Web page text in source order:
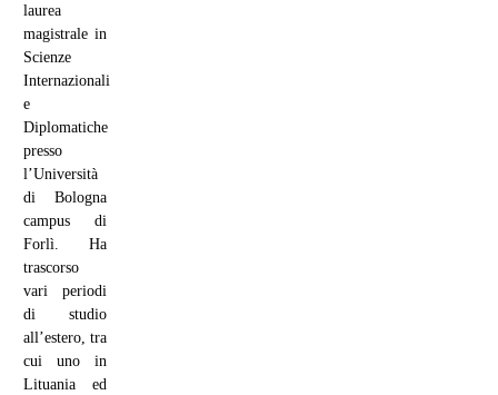
laurea
magistrale in
Scienze
Internazionali
e
Diplomatiche
presso
l’Università
di Bologna
campus di
Forlì. Ha
trascorso
vari periodi
di studio
all’estero, tra
cui uno in
Lituania ed